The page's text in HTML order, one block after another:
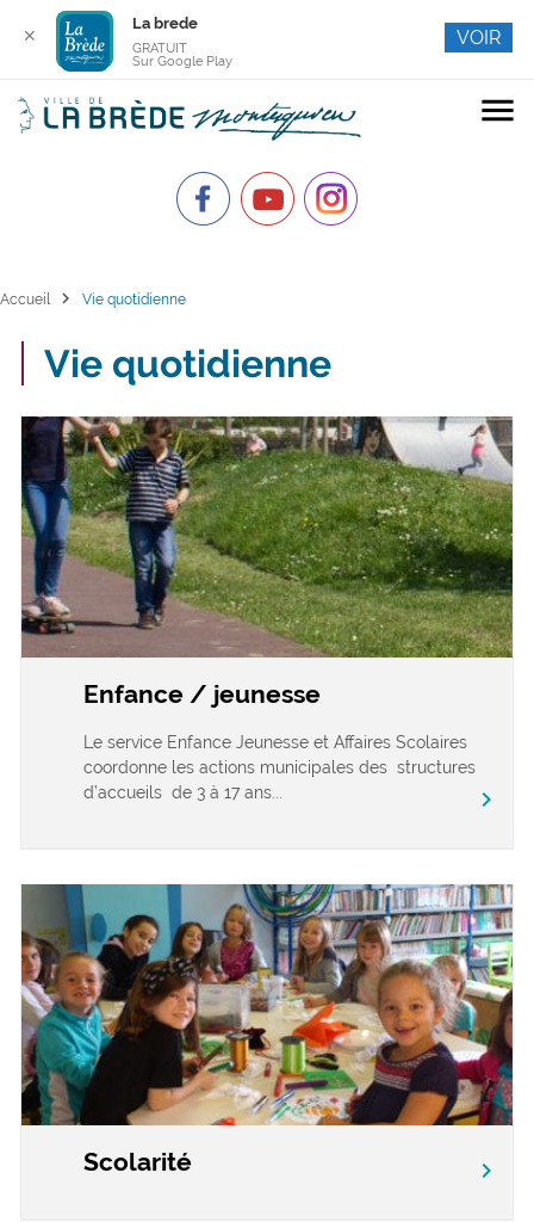
menu
Accueil chevron_right Vie quotidienne
Vie quotidienne
Enfance / jeunesse
Le service Enfance Jeunesse et Affaires Scolaires
coordonne les actions municipales des structures
d’accueils de 3 à 17 ans...
chevron_right
Scolarité chevron_right
✕
La brede
GRATUIT
Sur Google Play
VOIR